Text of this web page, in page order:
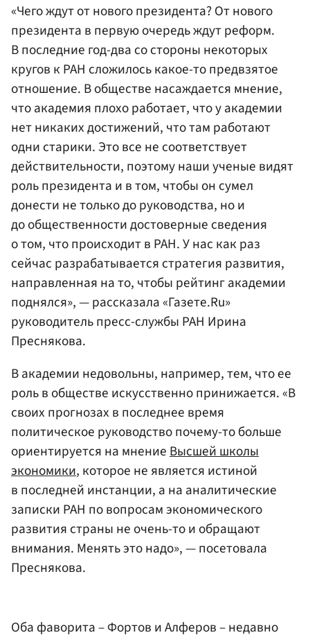
«Чего ждут от нового президента? От нового
президента в первую очередь ждут реформ.
В последние год-два со стороны некоторых
кругов к РАН сложилось какое-то предвзятое
отношение. В обществе насаждается мнение,
что академия плохо работает, что у академии
нет никаких достижений, что там работают
одни старики. Это все не соответствует
действительности, поэтому наши ученые видят
роль президента и в том, чтобы он сумел
донести не только до руководства, но и
до общественности достоверные сведения
о том, что происходит в РАН. У нас как раз
сейчас разрабатывается стратегия развития,
направленная на то, чтобы рейтинг академии
поднялся», — рассказала «Газете.Ru»
руководитель пресс-службы РАН Ирина
Преснякова.
В академии недовольны, например, тем, что ее
роль в обществе искусственно принижается. «В
своих прогнозах в последнее время
политическое руководство почему-то больше
ориентируется на мнениеВысшей школы
экономики, которое не является истиной
в последней инстанции, а на аналитические
записки РАН по вопросам экономического
развития страны не очень-то и обращают
внимания. Менять это надо», — посетовала
Преснякова.
Оба фаворита – Фортов и Алферов – недавно